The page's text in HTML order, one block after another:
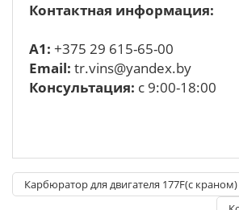
Контактная информация:
A1: +375 29 615-65-00
Email: tr.vins@yandex.by
Консультация: с 9:00-18:00
Карбюратор для двигателя 177F(с